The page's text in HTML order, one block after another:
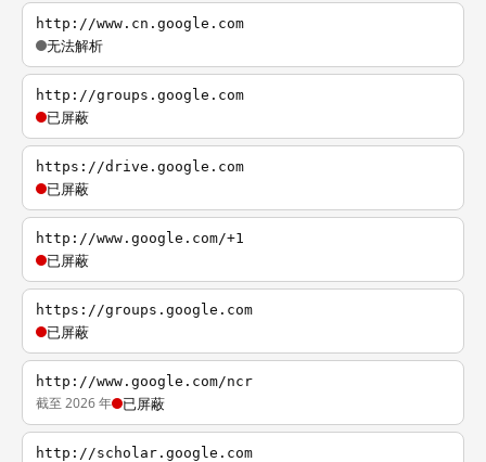
http://www.cn.google.com
无法解析
http://groups.google.com
已屏蔽
https://drive.google.com
已屏蔽
http://www.google.com/+1
已屏蔽
https://groups.google.com
已屏蔽
http://www.google.com/ncr
截至 2026 年 已屏蔽
http://scholar.google.com